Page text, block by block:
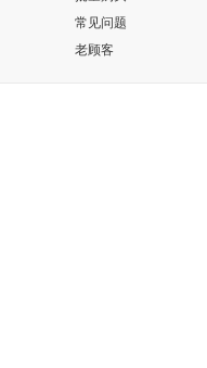
常见问题
老顾客